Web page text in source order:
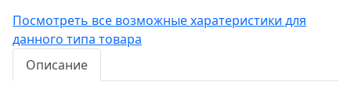
Посмотреть все возможные харатеристики для
данного типа товара
Описание